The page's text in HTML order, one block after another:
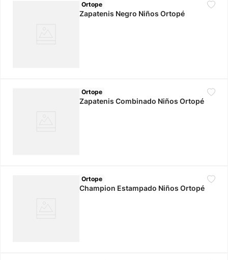
Ortope
Zapatenis Negro Niños Ortopé
Ortope
Zapatenis Combinado Niños Ortopé
Ortope
Champion Estampado Niños Ortopé